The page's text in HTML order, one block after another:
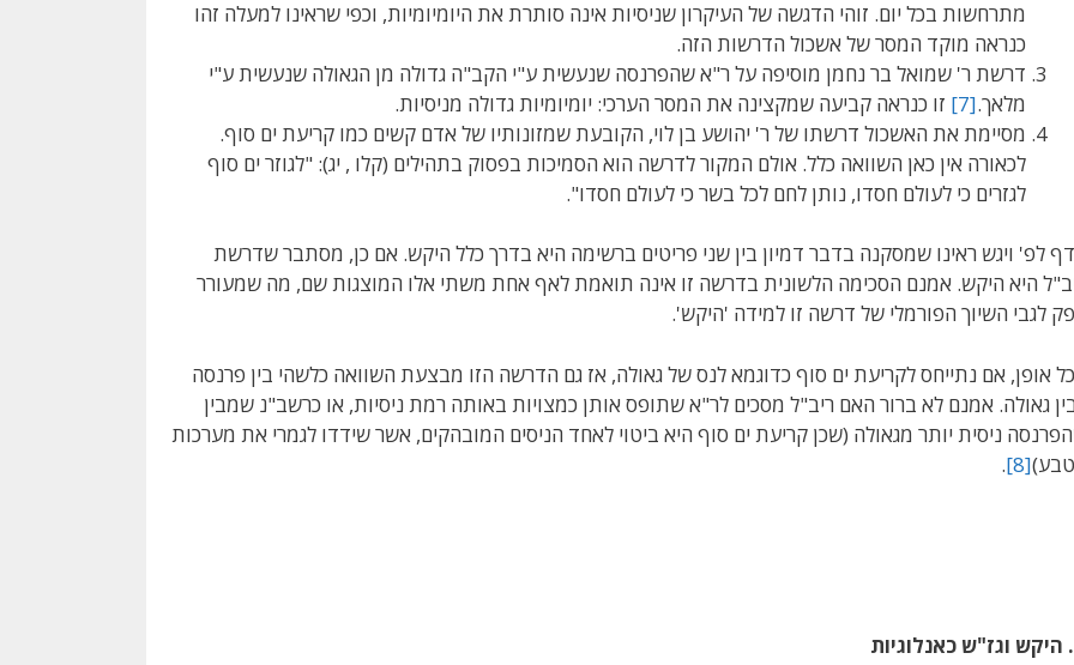
מתרחשות בכל יום. זוהי הדגשה של העיקרון שניסיות אינה סותרת את היומיומיות, וכפי שראינו למעלה זהו
כנראה מוקד המסר של אשכול הדרשות הזה.
דרשת ר' שמואל בר נחמן מוסיפה על ר"א שהפרנסה שנעשית ע"י הקב"ה גדולה מן הגאולה שנעשית ע"י
מלאך.[7]
זו כנראה קביעה שמקצינה את המסר הערכי: יומיומיות גדולה מניסיות.
מסיימת את האשכול דרשתו של ר' יהושע בן לוי, הקובעת שמזונותיו של אדם קשים כמו קריעת ים סוף.
לכאורה אין כאן השוואה כלל. אולם המקור לדרשה הוא הסמיכות בפסוק בתהילים (קלו , יג): "לגוזר ים סוף
לגזרים כי לעולם חסדו, נותן לחם לכל בשר כי לעולם חסדו".
לפ' ויגש ראינו שמסקנה בדבר דמיון בין שני פריטים ברשימה היא בדרך כלל היקש. אם כן, מסתבר שדרשת
היא היקש. אמנם הסכימה הלשונית בדרשה זו אינה תואמת לאף אחת משתי אלו המוצגות שם, מה שמעורר
לגבי השיוך הפורמלי של דרשה זו למידה 'היקש'.
אופן, אם נתייחס לקריעת ים סוף כדוגמא לנס של גאולה, אז גם הדרשה הזו מבצעת השוואה כלשהי בין פרנסה
גאולה. אמנם לא ברור האם ריב"ל מסכים לר"א שתופס אותן כמצויות באותה רמת ניסיות, או כרשב"נ שמבין
ניסית יותר מגאולה (שכן קריעת ים סוף היא ביטוי לאחד הניסים המובהקים, אשר שידדו לגמרי את מערכות
[8]
.
היקש וגז"ש כאנלוגיות